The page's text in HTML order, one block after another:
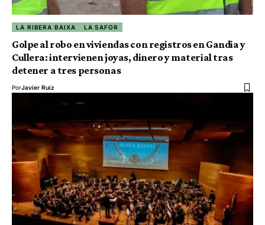
LA RIBERA BAIXA LA SAFOR
Golpe al robo en viviendas con registros en Gandia y
Cullera: intervienen joyas, dinero y material tras
detener a tres personas
PorJavier Ruiz